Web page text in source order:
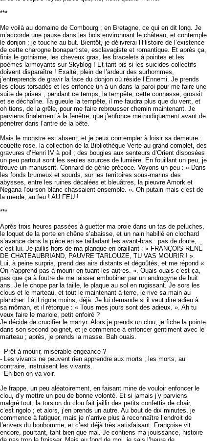
***
Me voilà au domaine de Combourg ; en Bretagne, ce qui en dit long. Je
m’accorde une pause dans les bois environnant le château, et contemple
le donjon : je touche au but. Bientôt, je délivrerai l’Histoire de l’existence
de cette charogne bonapartiste, esclavagiste et romantique. Et après ça,
finis le gothisme, les cheveux gras, les bracelets à pointes et les
poèmes larmoyants sur Skyblog ! Et tant pis si les suicides collectifs
doivent disparaître ! Exalté, plein de l’ardeur des surhommes,
j’entreprends de gravir la face du donjon où réside l’Ennemi. Je prends
les clous torsadés et les enfonce un à un dans la paroi pour me faire une
suite de prises ; pendant ce temps, la tempête, cette connasse, grossit
et se déchaîne. Ta gueule la tempête, il me faudra plus que du vent, et
oh tiens, de la grêle, pour me faire rebrousser chemin maintenant. Je
parviens finalement à la fenêtre, que j’enfonce méthodiquement avant de
pénétrer dans l’antre de la bête.
Mais le monstre est absent, et je peux contempler à loisir sa demeure :
couette rose, la collection de la Bibliothèque Verte au grand complet, des
gravures d’Henri IV à poil ; des bougies aux senteurs d’Orient disposées
un peu partout sont les seules sources de lumière. En fouillant un peu, je
trouve un manuscrit. Connard de génie précoce. Voyons un peu : « Dans
les fonds brumeux et sourds, sur les territoires sous-marins des
abysses, entre les ruines décalées et bleuâtres, la pieuvre Amork et
Negana l’ourson blanc chassaient ensemble. ». Oh putain mais c’est de
la merde, au feu ! AU FEU !
***
Après trois heures passées à guetter ma proie dans un tas de peluches,
le loquet de la porte en chêne s’abaisse, et un nain habillé en clochard
s’avance dans la pièce en se tailladant les avant-bras : pas de doute,
c’est lui. Je jaillis hors de ma planque en braillant : « FRANÇOIS-RENÉ
DE CHATEAUBRIAND, PAUVRE TARLOUZE, TU VAS MOURIR ! ».
Lui, à peine surpris, prend des airs distants et dégoûtés, et me répond «
On n'apprend pas à mourir en tuant les autres. ». Ouais ouais c’est ça,
pas que ça à foutre de me laisser embobiner par un androgyne de huit
ans. Je le chope par la taille, le plaque au sol en rugissant. Je sors les
clous et le marteau, et tout le maintenant à terre, je rive sa main au
plancher. Là il rigole moins, déjà. Je lui demande si il veut dire adieu à
sa môman, et il rétorque : « Tous mes jours sont des adieux. ». Ah tu
veux faire le mariole, petit enfoiré ?
Je décide de crucifier le martyr. Alors je prends un clou, je fiche la pointe
dans son second poignet, et je commence à enfoncer gentiment avec le
marteau ; après, je prends la masse. Bah ouais.
- Prêt à mourir, misérable engeance ?
- Les vivants ne peuvent rien apprendre aux morts ; les morts, au
contraire, instruisent les vivants.
- Eh ben on va voir.
Je frappe, un peu aléatoirement, en faisant mine de vouloir enfoncer le
clou, d’y mettre un peu de bonne volonté. Et si jamais j’y parviens
malgré tout, la torsion du clou fait jaillir des petits confettis de chair,
c’est rigolo ; et alors, j’en prends un autre. Au bout de dix minutes, je
commence à fatiguer, mais je n’arrive plus à reconnaître l’endroit de
l’envers du bonhomme, et c’est déjà très satisfaisant. Françoise vit
encore, pourtant, tant bien que mal. Je contiens ma jouissance, histoire